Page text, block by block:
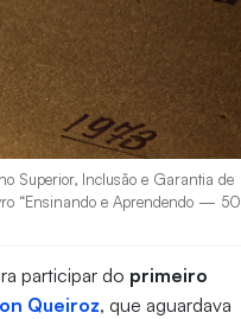
Superior, Inclusão e Garantia de
“Ensinando e Aprendendo — 50
participar do primeiro
Queiroz, que aguardava